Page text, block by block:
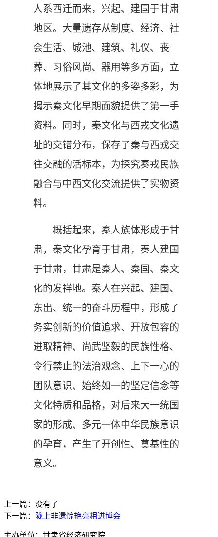
人系西迁而来，兴起、建国于甘肃
地区。大量遗存从制度、经济、社
会生活、城池、建筑、礼仪、丧
葬、习俗风尚、器用等多方面，立
体地展示了其文化的多姿多彩，为
揭示秦文化早期面貌提供了第一手
资料。同时，秦文化与西戎文化遗
址的交错分布，保存了秦与西戎交
往交融的活标本，为探究秦戎民族
融合与中西文化交流提供了实物资
料。
概括起来，秦人族体形成于甘
肃，秦文化孕育于甘肃，秦人建国
于甘肃，甘肃是秦人、秦国、秦文
化的发祥地。秦人在兴起、建国、
东出、统一的奋斗历程中，形成了
务实创新的价值追求、开放包容的
进取精神、尚武坚毅的民族性格、
令行禁止的法治观念、上下一心的
团队意识、始终如一的坚定信念等
文化特质和品格，对后来大一统国
家的形成、多元一体中华民族意识
的孕育，产生了开创性、奠基性的
意义。
上一篇：没有了
下一篇：
陇上非遗惊艳亮相进博会
主办单位：甘肃省经济研究院